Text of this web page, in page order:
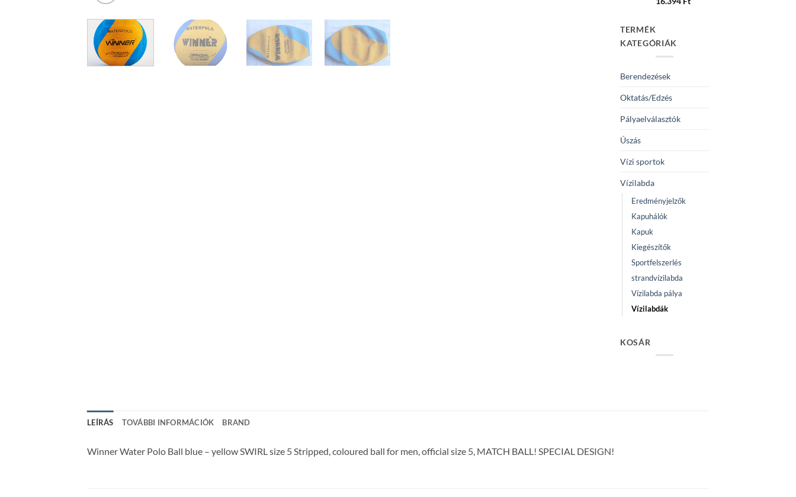
TERMÉK
KATEGÓRIÁK
Berendezések
Oktatás/Edzés
Pályaelválasztók
Úszás
Vízi sportok
Vízilabda
Eredményjelzők
Kapuhálók
Kapuk
Kiegészítők
Sportfelszerlés
strandvízilabda
Vízilabda pálya
Vízilabdák
KOSÁR
LEÍRÁS TOVÁBBI INFORMÁCIÓK BRAND
Winner Water Polo Ball blue – yellow SWIRL size 5 Stripped, coloured ball for men, official size 5, MATCH BALL! SPECIAL DESIGN!